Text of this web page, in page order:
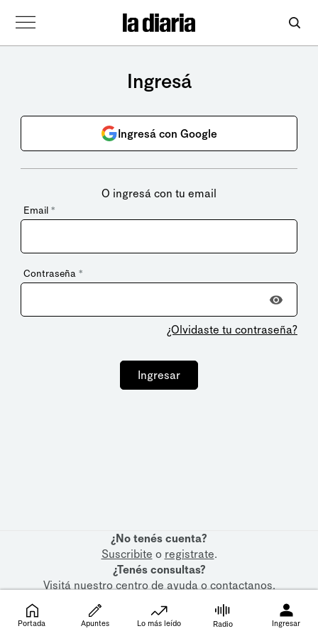
Ingresá
Ingresá con Google
O ingresá con tu email
Email *
Contraseña *
¿Olvidaste tu contraseña?
Ingresar
¿No tenés cuenta?
Suscribite o registrate.
¿Tenés consultas?
Visitá nuestrocentro de ayudaocontactanos.
Portada Apuntes Lo más leído Radio Ingresar